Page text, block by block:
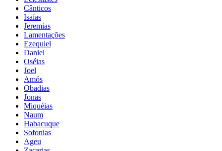
Cânticos
Isaías
Jeremias
Lamentações
Ezequiel
Daniel
Oséias
Joel
Amós
Obadias
Jonas
Miquéias
Naum
Habacuque
Sofonias
Ageu